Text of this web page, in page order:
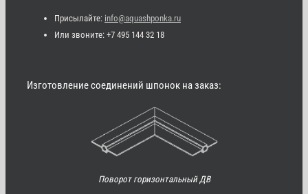
Присылайте: info@aquashponka.ru
Или звоните: +7 495 144 32 18
Изготовление соединений шпонок на заказ:
Поворот горизонтальный ДВ